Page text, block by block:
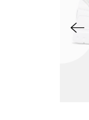
שמאלה